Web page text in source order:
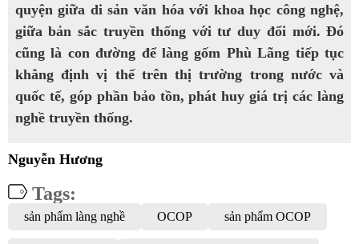
quyện giữa di sản văn hóa với khoa học công nghệ,
giữa bản sắc truyền thống với tư duy đổi mới. Đó
cũng là con đường để làng gốm Phù Lãng tiếp tục
khẳng định vị thế trên thị trường trong nước và
quốc tế, góp phần bảo tồn, phát huy giá trị các làng
nghề truyền thống.
Nguyễn Hương
Tags:
sản phẩm làng nghề OCOP sản phẩm OCOP